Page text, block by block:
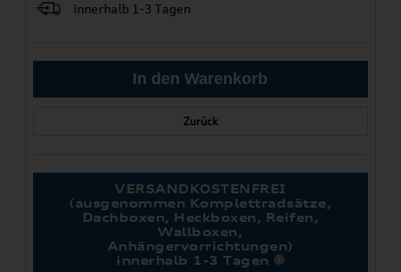
innerhalb 1-3 Tagen
Zurück
VERSANDKOSTENFREI
(ausgenommen Komplettradsätze,
Dachboxen, Heckboxen, Reifen,
Wallboxen,
Anhängervorrichtungen)
innerhalb 1-3 Tagen